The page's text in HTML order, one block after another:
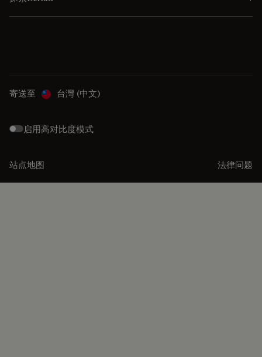
寄送至 台灣 (中文)
启用高对比度模式
站点地图 法律问题